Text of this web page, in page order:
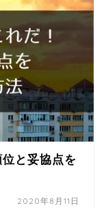
と妥協点を
2020年8月11日